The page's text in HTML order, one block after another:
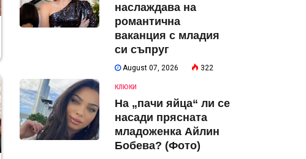
наслаждава на
романтична
ваканция с младия
си съпруг
August 07, 2026 322
КЛЮКИ
На „пачи яйца“ ли се
насади прясната
младоженка Айлин
Бобева? (Фото)